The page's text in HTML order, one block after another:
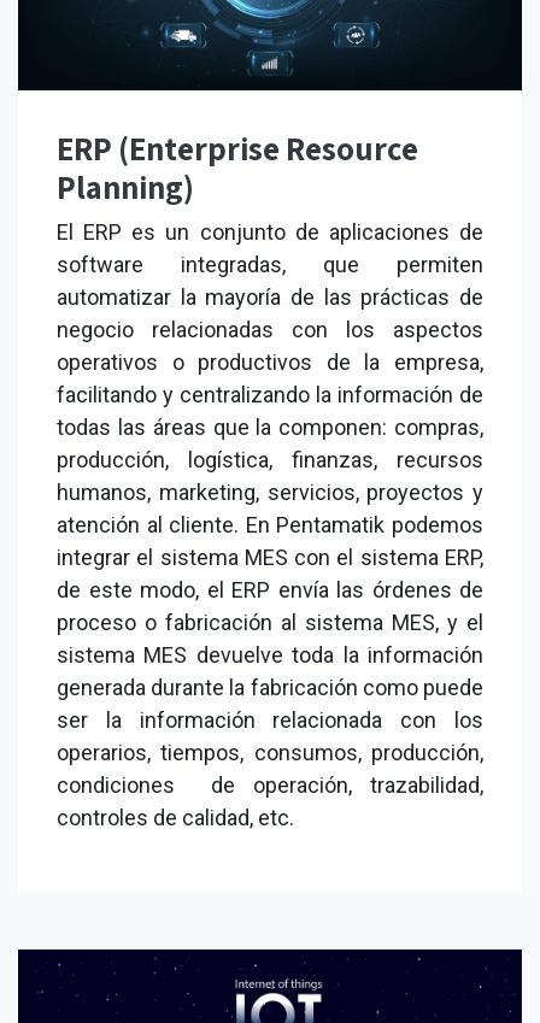
ERP (Enterprise Resource
Planning)
El ERP es un conjunto de aplicaciones de
software integradas, que permiten
automatizar la mayoría de las prácticas de
negocio relacionadas con los aspectos
operativos o productivos de la empresa,
facilitando y centralizando la información de
todas las áreas que la componen: compras,
producción, logística, finanzas, recursos
humanos, marketing, servicios, proyectos y
atención al cliente. En Pentamatik podemos
integrar el sistema MES con el sistema ERP,
de este modo, el ERP envía las órdenes de
proceso o fabricación al sistema MES, y el
sistema MES devuelve toda la información
generada durante la fabricación como puede
ser la información relacionada con los
operarios, tiempos, consumos, producción,
condiciones de operación, trazabilidad,
controles de calidad, etc.